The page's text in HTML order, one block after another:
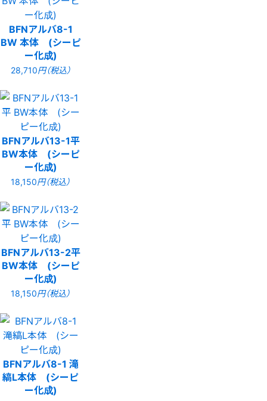
BFNアルバ8-1
BW 本体 (シーピ
ー化成)
28,710円（税込）
BFNアルバ13-1平
BW本体 (シーピ
ー化成)
18,150円（税込）
BFNアルバ13-2平
BW本体 (シーピ
ー化成)
18,150円（税込）
BFNアルバ8-1 滝
縞L本体 (シーピ
ー化成)